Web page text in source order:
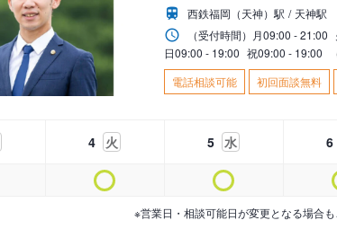
西鉄福岡（天神）駅
天神駅
（受付時間） 月09:00 - 21:00
日09:00 - 19:00 祝09:00 - 19:00
電話相談可能
初回面談無料
4 火 5 水 6
※営業日・相談可能日が変更となる場合